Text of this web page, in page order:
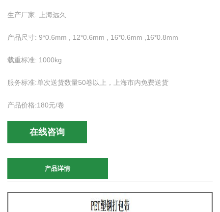
生产厂家: 上海远久
产品尺寸: 9*0.6mm , 12*0.6mm , 16*0.6mm ,16*0.8mm
载重标准: 1000kg
服务标准:单次送货数量50卷以上，上海市内免费送货
产品价格:180元/卷
在线咨询
产品详情